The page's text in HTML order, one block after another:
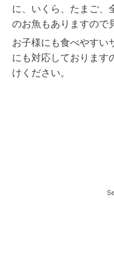
に、いくら、たまご、
のお魚もありますので
お子様にも食べやすい
にも対応しております
けください。